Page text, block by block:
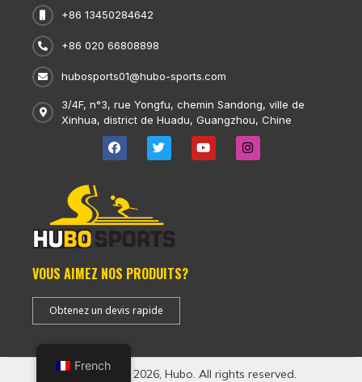
+86 13450284642
+86 020 66808898
hubosports01@hubo-sports.com
3/4F, n°3, rue Yongfu, chemin Sandong, ville de
Xinhua, district de Huadu, Guangzhou, Chine
VOUS AIMEZ NOS PRODUITS?
Obtenez un devis rapide
Copyright © 2026, Hubo. All rights reserved.
French